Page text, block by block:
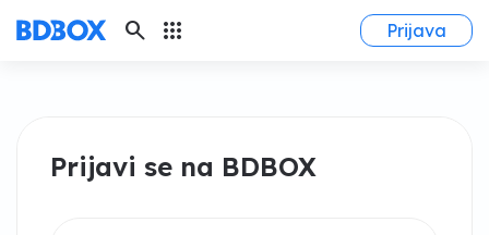
search apps Prijava
Prijavi se na BDBOX